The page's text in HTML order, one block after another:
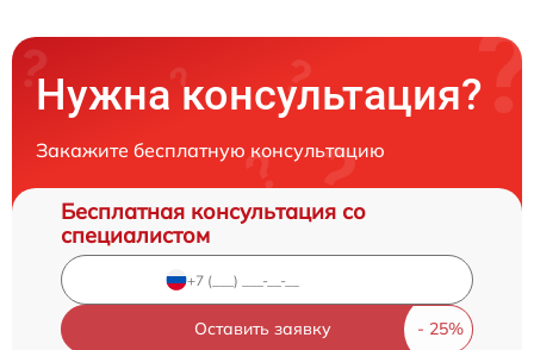
Нужна консультация?
Закажите бесплатную консультацию
Бесплатная консультация со
специалистом
Оставить заявку